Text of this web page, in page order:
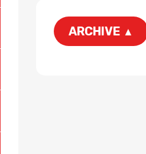
ARCHIVE ▲